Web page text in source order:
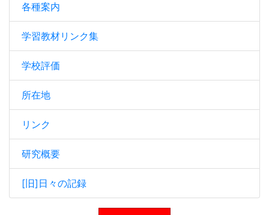
各種案内
学習教材リンク集
学校評価
所在地
リンク
研究概要
[旧]日々の記録